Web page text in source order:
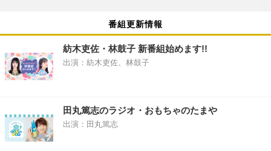
番組更新情報
紡木吏佐・林鼓子 新番組始めます!!
出演：紡木吏佐、林鼓子
田丸篤志のラジオ・おもちゃのたまや
出演：田丸篤志